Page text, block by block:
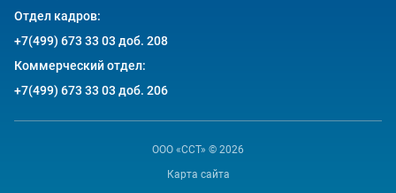
Отдел кадров:
+7(499) 673 33 03 доб. 208
Коммерческий отдел:
+7(499) 673 33 03 доб. 206
ООО «ССТ» © 2026
Карта сайта